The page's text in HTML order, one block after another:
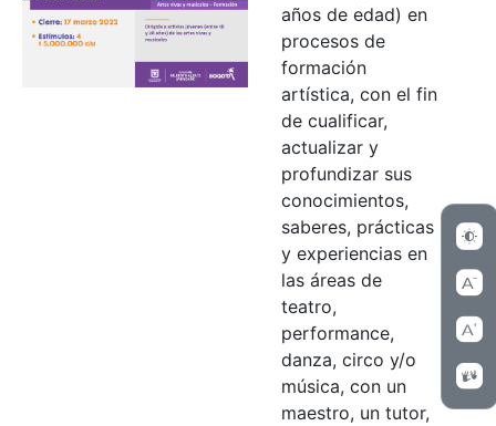
años de edad) en
procesos de
formación
artística, con el fin
de cualificar,
actualizar y
profundizar sus
conocimientos,
saberes, prácticas
y experiencias en
las áreas de
teatro,
performance,
danza, circo y/o
música, con un
maestro, un tutor,